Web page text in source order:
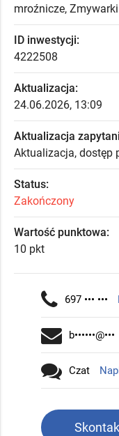
mroźnicze,
ID inwestycji:
4222508
Aktualizacja:
24.06.2026, 13:09
Aktualizacja
Aktualizacja, dostęp
Status:
Zakończony
Wartość punktowa:
10 pkt
697 ••• •••
b••••••@•••
Czat